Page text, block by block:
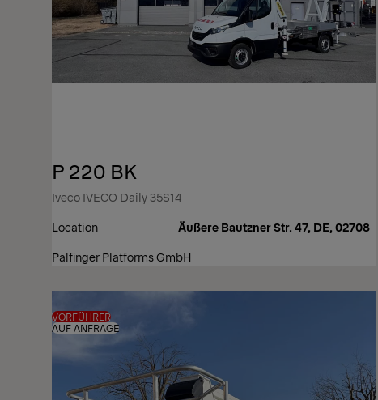
P 220 BK
Iveco IVECO Daily 35S14
Location
Äußere Bautzner Str. 47, DE, 02708
Palfinger Platforms GmbH
VORFÜHRER
AUF ANFRAGE